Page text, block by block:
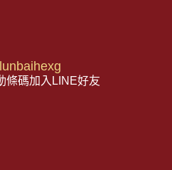
條碼加入LINE好友